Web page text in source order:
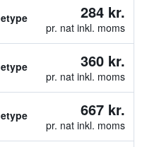
284 kr.
pr. nat inkl. moms
360 kr.
pr. nat inkl. moms
667 kr.
pr. nat inkl. moms